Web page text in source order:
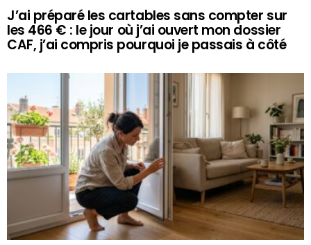
J’ai préparé les cartables sans compter sur
les 466 € : le jour où j’ai ouvert mon dossier
CAF, j’ai compris pourquoi je passais à côté